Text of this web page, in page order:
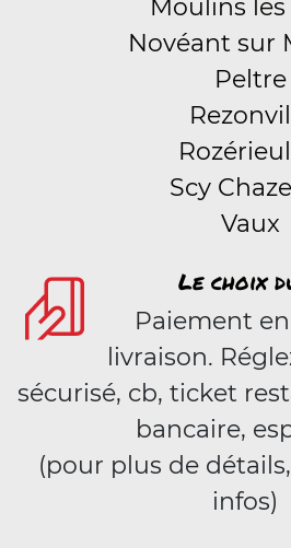
Moulins
Novéant sur
Peltre
Scy
Vaux
Le choix
Paiement
livraison.
sécurisé, cb, ticket
bancaire,
(pour plus de
infos)